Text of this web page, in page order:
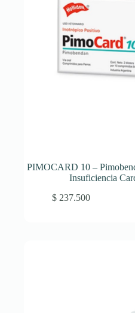
PIMOCARD 10 –
Insuficiencia
$237.500